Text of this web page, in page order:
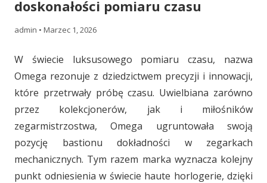
doskonałości pomiaru czasu
admin • Marzec 1, 2026
W świecie luksusowego pomiaru czasu, nazwa
Omega rezonuje z dziedzictwem precyzji i innowacji,
które przetrwały próbę czasu. Uwielbiana zarówno
przez kolekcjonerów, jak i miłośników
zegarmistrzostwa, Omega ugruntowała swoją
pozycję bastionu dokładności w zegarkach
mechanicznych. Tym razem marka wyznacza kolejny
punkt odniesienia w świecie haute horlogerie, dzięki